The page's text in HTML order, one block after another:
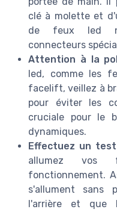
clé à molette et
de feux led
connecteurs
Attention à la
led, comme les
facelift, veillez à
pour éviter les
cruciale pour le
dynamiques.
Effectuez un
allumez vos
fonctionnement.
s'allument sans
l'arrière et que